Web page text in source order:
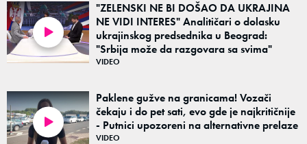
"ZELENSKI NE BI DOŠAO DA UKRAJINA
NE VIDI INTERES" Analitičari o dolasku
ukrajinskog predsednika u Beograd:
"Srbija može da razgovara sa svima"
VIDEO
Paklene gužve na granicama! Vozači
čekaju i do pet sati, evo gde je najkritičnije
- Putnici upozoreni na alternativne prelaze
VIDEO